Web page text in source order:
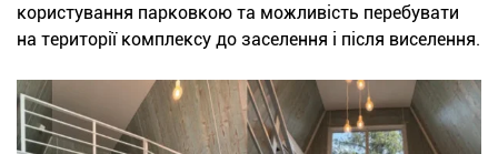
користування парковкою та можливість перебувати
на території комплексу до заселення і після виселення.